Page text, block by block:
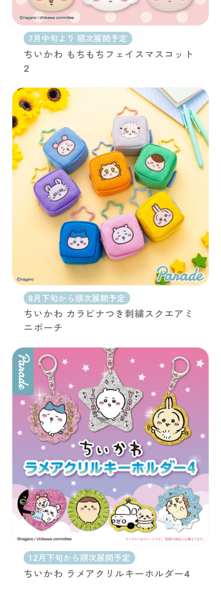
7月中旬より 順次展開予定
ちいかわ もちもちフェイスマスコット
2
8月下旬から順次展開予定
ちいかわ カラビナつき刺繍スクエアミ
ニポーチ
12月下旬から順次展開予定
ちいかわ ラメアクリルキーホルダー4